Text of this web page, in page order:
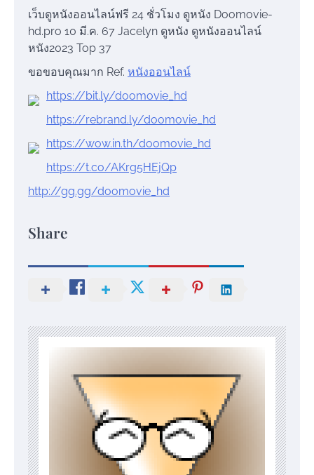
เว็บดูหนังออนไลน์ฟรี 24 ชั่วโมง ดูหนัง Doomovie-
hd.pro 10 มี.ค. 67 Jacelyn ดูหนัง ดูหนังออนไลน์
หนัง2023 Top 37
ขอขอบคุณมาก Ref. หนังออนไลน์
https://bit.ly/doomovie_hd
https://rebrand.ly/doomovie_hd
https://wow.in.th/doomovie_hd
https://t.co/AKrg5HEjQp
http://gg.gg/doomovie_hd
Share